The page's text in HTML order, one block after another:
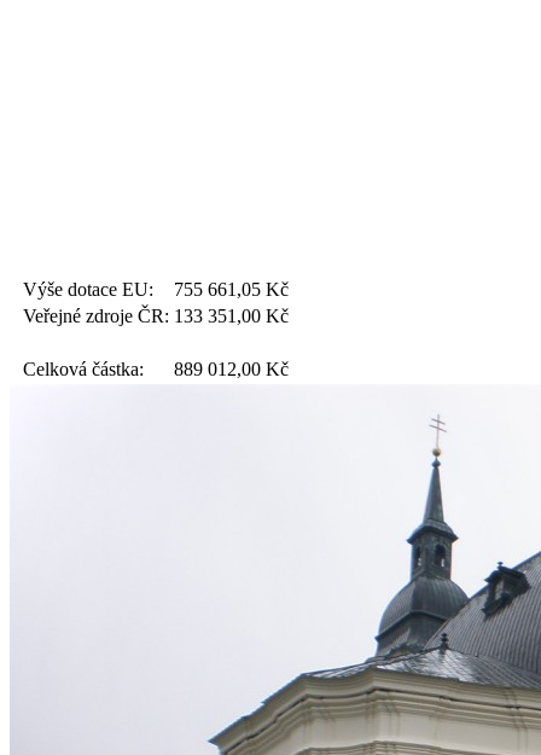
Výše dotace EU: 755 661,05 Kč
Veřejné zdroje ČR: 133 351,00 Kč
Celková částka: 889 012,00 Kč